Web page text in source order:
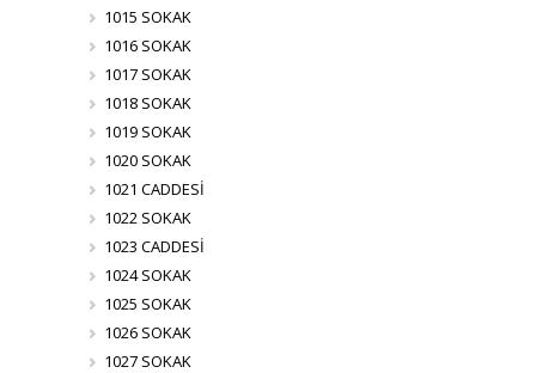
1015 SOKAK
1016 SOKAK
1017 SOKAK
1018 SOKAK
1019 SOKAK
1020 SOKAK
1021 CADDESİ
1022 SOKAK
1023 CADDESİ
1024 SOKAK
1025 SOKAK
1026 SOKAK
1027 SOKAK